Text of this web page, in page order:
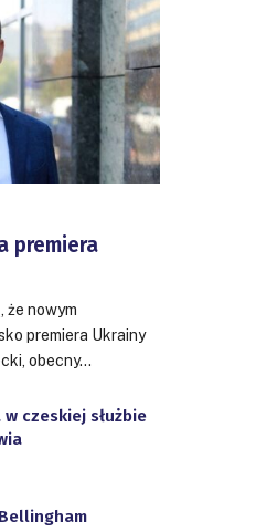
premiera
że nowym
premiera Ukrainy
obecny…
w czeskiej służbie